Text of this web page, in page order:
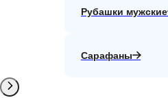
Рубашки мужские
Сарафаны